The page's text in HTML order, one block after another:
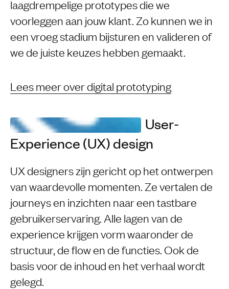
laagdrempelige prototypes die we
voorleggen aan jouw klant. Zo kunnen we in
een vroeg stadium bijsturen en valideren of
we de juiste keuzes hebben gemaakt.
Lees meer over digital prototyping
User-
Experience (UX) design
UX designers zijn gericht op het ontwerpen
van waardevolle momenten. Ze vertalen de
journeys en inzichten naar een tastbare
gebruikerservaring. Alle lagen van de
experience krijgen vorm waaronder de
structuur, de flow en de functies. Ook de
basis voor de inhoud en het verhaal wordt
gelegd.